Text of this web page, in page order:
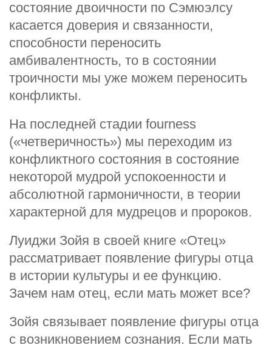
состояние двоичности по Сэмюэлсу
касается доверия и связанности,
способности переносить
амбивалентность, то в состоянии
троичности мы уже можем переносить
конфликты.
На последней стадии fourness
(«четверичность») мы переходим из
конфликтного состояния в состояние
некоторой мудрой успокоенности и
абсолютной гармоничности, в теории
характерной для мудрецов и пророков.
Луиджи Зойя в своей книге «Отец»
рассматривает появление фигуры отца
в истории культуры и ее функцию.
Зачем нам отец, если мать может все?
Зойя связывает появление фигуры отца
с возникновением сознания. Если мать